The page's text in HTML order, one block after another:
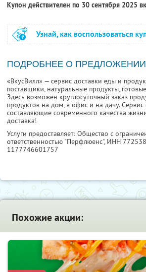
Купон действителен по 30 сентября 2025
Узнай, как воспользоваться
ПОДРОБНЕЕ О ПРЕДЛОЖЕНИИ
«ВкусВилл» — сервис доставки еды и
поставщики, натуральные продукты,
Здесь возможен круглосуточный заказ
продуктов на дом, в офис и на дачу.
составляющие современного качества
доставка!
Услуги предоставляет: Общество с
ответственностью "Перфлюенс", ИНН
1177746601757
Похожие акции: